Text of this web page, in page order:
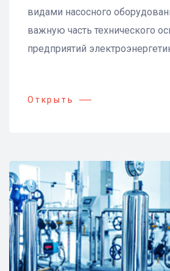
видами насосного
важную часть технического
предприятий
Открыть